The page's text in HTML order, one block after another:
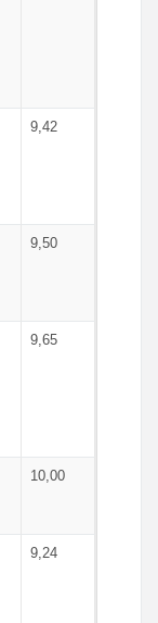
9,42
9,50
9,65
10,00
9,24